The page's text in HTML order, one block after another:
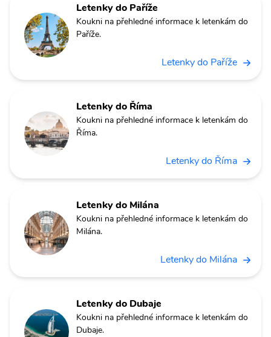
Letenky do Paříže
Koukni na přehledné informace k letenkám do
Paříže.
Letenky do Paříže
Letenky do Říma
Koukni na přehledné informace k letenkám do
Říma.
Letenky do Říma
Letenky do Milána
Koukni na přehledné informace k letenkám do
Milána.
Letenky do Milána
Letenky do Dubaje
Koukni na přehledné informace k letenkám do
Dubaje.